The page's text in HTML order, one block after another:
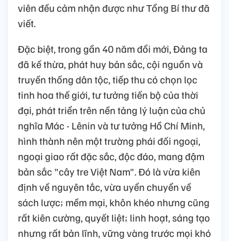
viên đều cảm nhận được như Tổng Bí thư đã
viết.
Đặc biệt, trong gần 40 năm đổi mới, Đảng ta
đã kế thừa, phát huy bản sắc, cội nguồn và
truyền thống dân tộc, tiếp thu có chọn lọc
tinh hoa thế giới, tư tưởng tiến bộ của thời
đại, phát triển trên nền tảng lý luận của chủ
nghĩa Mác - Lênin và tư tưởng Hồ Chí Minh,
hình thành nên một trường phái đối ngoại,
ngoại giao rất đặc sắc, độc đáo, mang đậm
bản sắc "cây tre Việt Nam". Đó là vừa kiên
định về nguyên tắc, vừa uyển chuyển về
sách lược; mềm mại, khôn khéo nhưng cũng
rất kiên cường, quyết liệt; linh hoạt, sáng tạo
nhưng rất bản lĩnh, vững vàng trước mọi khó